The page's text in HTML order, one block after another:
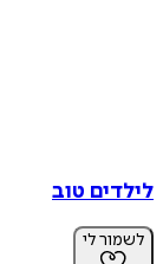
לילדים טוב
לשמור לי